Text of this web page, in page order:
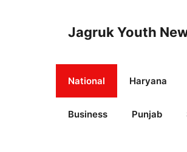
Jagruk Youth
National Haryana
Business Punjab